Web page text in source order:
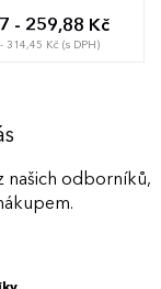
- 259,88 Kč
314,45 Kč (s DPH)
našich odborníků,